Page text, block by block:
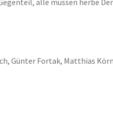
Günter Fortak, Matthias